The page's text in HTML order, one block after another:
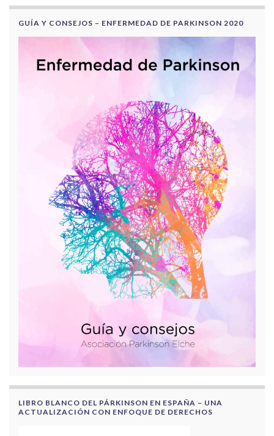
GUÍA Y CONSEJOS – ENFERMEDAD DE PARKINSON 2020
LIBRO BLANCO DEL PÁRKINSON EN ESPAÑA – UNA
ACTUALIZACIÓN CON ENFOQUE DE DERECHOS